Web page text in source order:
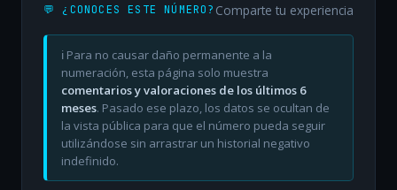
💬 ¿CONOCES ESTE NÚMERO? Comparte tu experiencia
ℹ️ Para no causar daño permanente a la
numeración, esta página solo muestra
comentarios y valoraciones de los últimos 6
meses. Pasado ese plazo, los datos se ocultan de
la vista pública para que el número pueda seguir
utilizándose sin arrastrar un historial negativo
indefinido.